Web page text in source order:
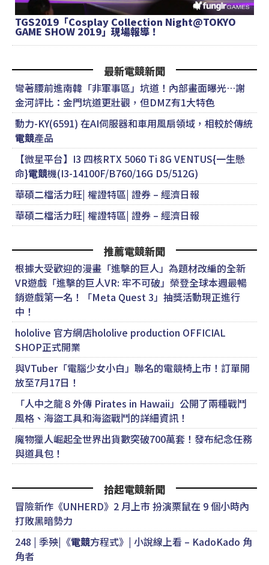
TGS2019「Cosplay Collection Night@TOKYO
GAME SHOW 2019」現場報導！
最新電競新聞
彎著腰前進南韓「非軍事區」坑道！內部畫面曝光…謝
金河評比：金門坑道更壯觀，但DMZ有1大特色
動力-KY(6591) 在AI伺服器和車用風扇領域，相較於傳統
電競產品
【微星平台】I3 四核RTX 5060 Ti 8G VENTUS{一生懸
命}電競機(I3-14100F/B760/16G D5/512G)
華碩二檔活力旺| 權證特區| 證券 – 經濟日報
華碩二檔活力旺| 權證特區| 證券 – 經濟日報
推薦電競新聞
根據大受歡迎的漫畫「進擊的巨人」為題材改編的全新
VR遊戲「進擊的巨人VR: 牢不可破」榮登全球本週最暢
銷遊戲第一名！「Meta Quest 3」抽獎活動現正進行
中！
hololive 官方網店hololive production OFFICIAL
SHOP正式開業
與VTuber「電腦少女小白」聯名的電競椅上市！訂單開
放至7月17日！
「人中之龍８外傳 Pirates in Hawaii」公開了兩種戰鬥
風格、海盜工具和海盜戰鬥的詳細資訊！
魔物獵人崛起全世界出貨數突破700萬套！發布紀念任務
與道具包！
拾起電競新聞
冒險新作《UNHERD》2 月上市 扮演栗鼠在 9 個小時內
打敗黑暗勢力
248 | 季殃|《電競方程式》| 小說線上看 – KadoKado 角
角者